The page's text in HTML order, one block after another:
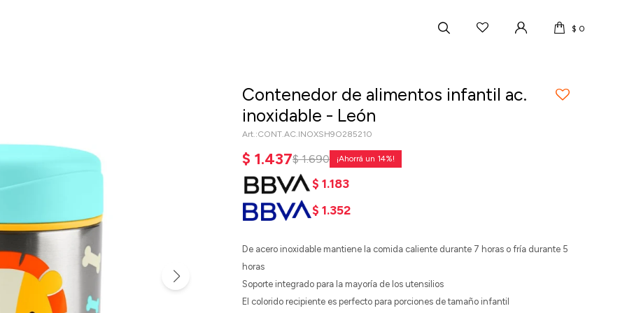
$ 0
Contenedor de alimentos infantil ac.
inoxidable - León
CONT.AC.INOXSH9O285210
$ 1.437$ 1.690 14
$ 1.183
$ 1.352
De acero inoxidable mantiene la comida caliente durante 7 horas o fría durante 5
horas
Soporte integrado para la mayoría de los utensilios
El colorido recipiente es perfecto para porciones de tamaño infantil